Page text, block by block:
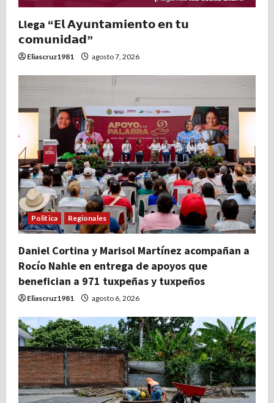
s
Llega “𝗘𝗹 𝗔𝘆𝘂𝗻𝘁𝗮𝗺𝗶𝗲𝗻𝘁𝗼 𝗲𝗻 𝘁𝘂
𝗰𝗼𝗺𝘂𝗻𝗶𝗱𝗮𝗱”
Eliascruz1981 agosto 7, 2026
Politica Regionales
Daniel Cortina y Marisol Martínez acompañan a
Rocío Nahle en entrega de apoyos que
benefician a 971 tuxpeñas y tuxpeños
Eliascruz1981 agosto 6, 2026